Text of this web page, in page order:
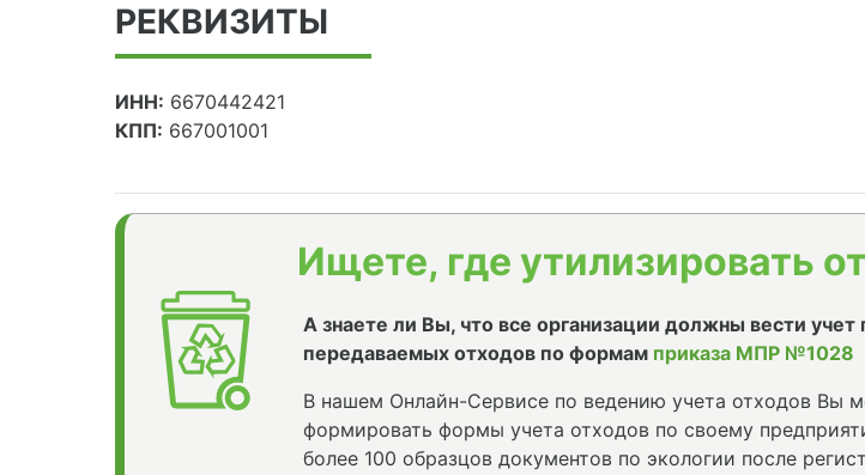
РЕКВИЗИТЫ
ИНН: 6670442421
КПП: 667001001
Ищете, где утилизировать
А знаете ли Вы, что все организации должны вести
передаваемых отходов по формам приказа МПР №1028
В нашем Онлайн-Сервисе по ведению учета отходов Вы
формировать формы учета отходов по своему
более 100 образцов документов по экологии после